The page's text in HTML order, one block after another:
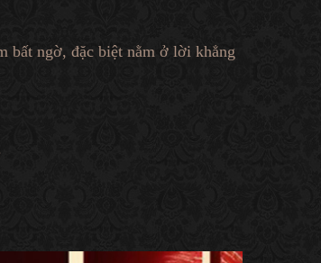
bất ngờ, đặc biệt nằm ở lời khẳng